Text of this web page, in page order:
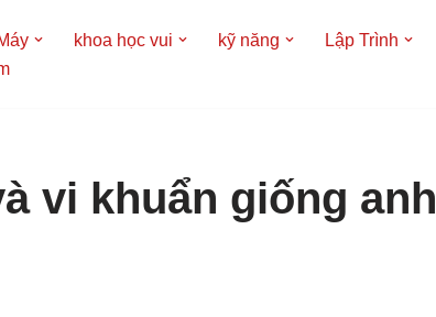
khoa học vui kỹ năng Lập Trình
vi khuẩn giống anh